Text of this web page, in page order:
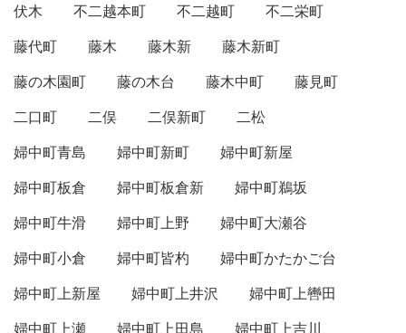
伏木
不二越本町 不二越町
不二栄町
藤代町
藤木 藤木新
藤木新町
藤の木園町
藤の木台 藤木中町
藤見町
二口町
二俣 二俣新町
二松
婦中町青島
婦中町新町
婦中町新屋
婦中町板倉
婦中町板倉新
婦中町鵜坂
婦中町牛滑
婦中町上野
婦中町大瀬谷
婦中町小倉
婦中町皆杓
婦中町かたかご台
婦中町上新屋
婦中町上井沢
婦中町上轡田